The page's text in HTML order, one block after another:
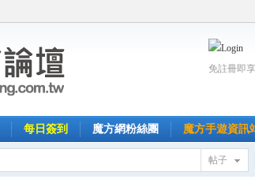
免註冊即
每日簽到 魔方網粉絲團 魔方手遊資訊
帖子